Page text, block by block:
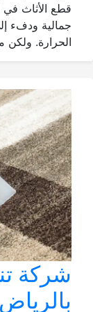
الأثاث في أي
ودفء إلى
ولكن معقراءة